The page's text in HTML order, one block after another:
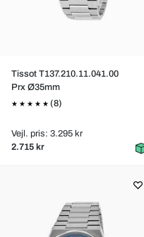
Tissot T137.210.11.041.00
Prx Ø35mm
(8)
Vejl. pris: 3.295 kr
2.715 kr